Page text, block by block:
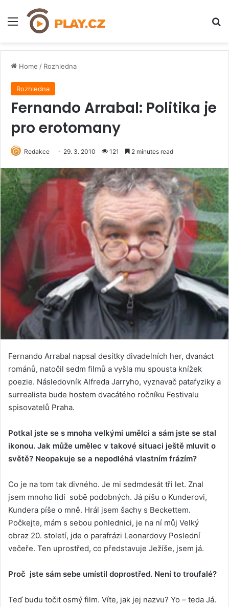
Menu
Home / Rozhledna
Rozhledna
Fernando Arrabal: Politika je
pro erotomany
Redakce 29. 3. 2010 121 2 minutes read
Fernando Arrabal napsal desítky divadelních her, dvanáct
románů, natočil sedm filmů a vyšla mu spousta knížek
poezie. Následovník Alfreda Jarryho, vyznavač patafyziky a
surrealista bude hostem dvacátého ročníku Festivalu
spisovatelů Praha.
Potkal jste se s mnoha velkými umělci a sám jste se stal
ikonou. Jak může umělec v takové situaci ještě mluvit o
světě? Neopakuje se a nepodléhá vlastním frázím?
Co je na tom tak divného. Je mi sedmdesát tři let. Znal
jsem mnoho lidí sobě podobných. Já píšu o Kunderovi,
Kundera píše o mně. Hrál jsem šachy s Beckettem.
Počkejte, mám s sebou pohlednici, je na ní můj Velký
obraz 20. století, jde o parafrázi Leonardovy Poslední
večeře. Ten uprostřed, co představuje Ježíše, jsem já.
Proč jste sám sebe umístil doprostřed. Není to troufalé?
Teď budu točit osmý film. Víte, jak jej nazvu? Yo – teda Já.